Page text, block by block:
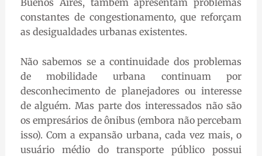
Buenos Aires, também apresentam problemas
constantes de congestionamento, que reforçam
as desigualdades urbanas existentes.
Não sabemos se a continuidade dos problemas
de mobilidade urbana continuam por
desconhecimento de planejadores ou interesse
de alguém. Mas parte dos interessados não são
os empresários de ônibus (embora não percebam
isso). Com a expansão urbana, cada vez mais, o
usuário médio do transporte público possui